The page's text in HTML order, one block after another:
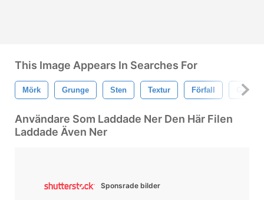
This Image Appears In Searches For
Mörk Grunge Sten Textur Förfall
Användare Som Laddade Ner Den Här Filen
Laddade Även Ner
Sponsrade bilder